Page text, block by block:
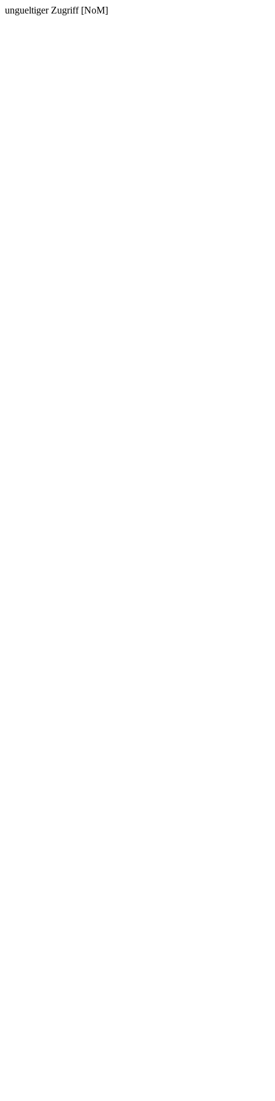
ungueltiger Zugriff [NoM]